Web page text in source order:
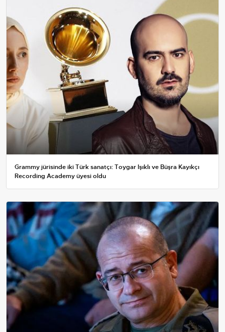
Grammy jürisinde iki Türk sanatçı: Toygar Işıklı ve Büşra Kayıkçı
Recording Academy üyesi oldu